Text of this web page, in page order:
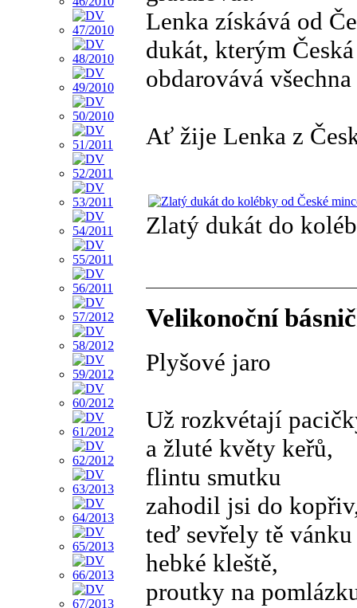
Lenka získává od
dukát, kterým
obdarovává
Ať žije Lenka z
Zlatý dukát do
Velikonoční
Plyšové jaro
Už rozkvétají
a žluté květy keřů,
flintu smutku
zahodil jsi do
teď sevřely tě vánku
hebké kleště,
proutky na